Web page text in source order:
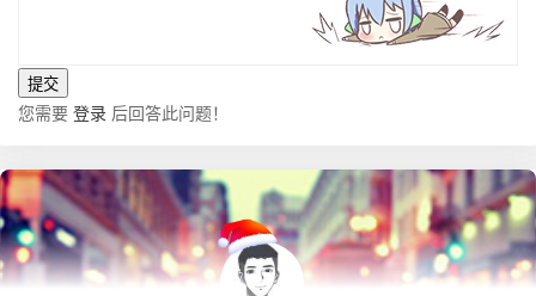
您需要 登录 后回答此问题！